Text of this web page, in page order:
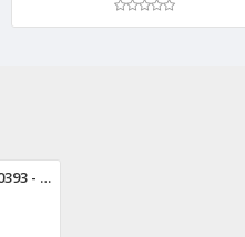
Cratita de lapte floria zln0393 - aluminiu antiaderent, diametru 12 cm, inaltime 5 cm